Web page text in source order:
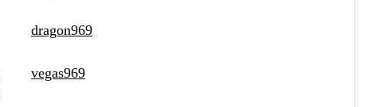
dragon969
vegas969